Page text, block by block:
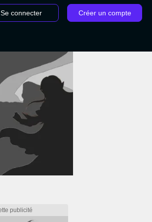
Se connecter Créer un compte